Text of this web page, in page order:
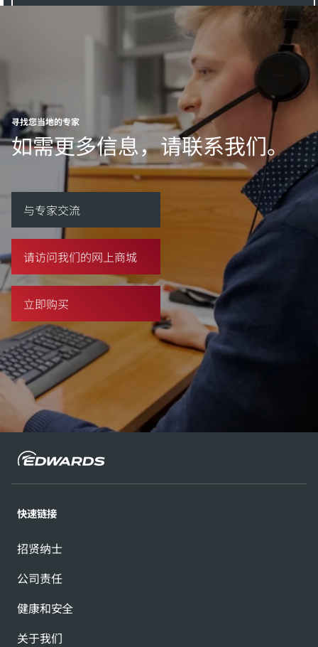
寻找您当地的专家
如需更多信息，请联系我们。
与专家交流
请访问我们的网上商城
立即购买
快速链接
招贤纳士
公司责任
健康和安全
关于我们